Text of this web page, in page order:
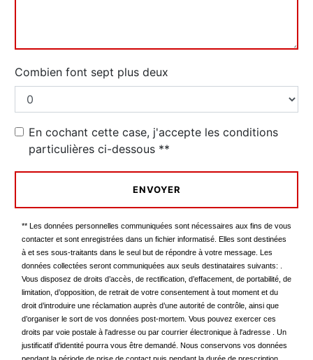
Combien font sept plus deux
En cochant cette case, j'accepte les conditions
particulières ci-dessous **
ENVOYER
** Les données personnelles communiquées sont nécessaires aux fins de vous
contacter et sont enregistrées dans un fichier informatisé. Elles sont destinées
à et ses sous-traitants dans le seul but de répondre à votre message. Les
données collectées seront communiquées aux seuls destinataires suivants: .
Vous disposez de droits d’accès, de rectification, d’effacement, de portabilité, de
limitation, d’opposition, de retrait de votre consentement à tout moment et du
droit d’introduire une réclamation auprès d’une autorité de contrôle, ainsi que
d’organiser le sort de vos données post-mortem. Vous pouvez exercer ces
droits par voie postale à l'adresse ou par courrier électronique à l'adresse . Un
justificatif d'identité pourra vous être demandé. Nous conservons vos données